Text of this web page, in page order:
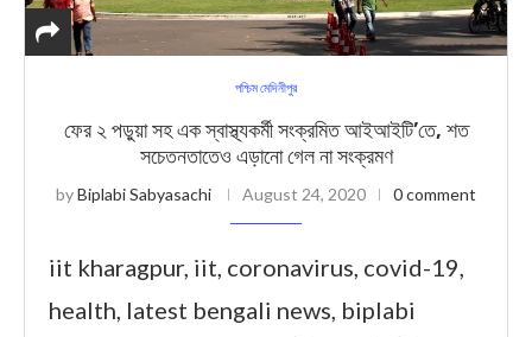
পশ্চিম মেদিনীপুর
ফের ২ পড়ুয়া সহ এক স্বাস্থ্যকর্মী সংক্রমিত আইআইটি’তে, শত
সচেতনতাতেও এড়ানো গেল না সংক্রমণ
byBiplabi Sabyasachi August 24, 2020 0 comment
iit kharagpur, iit, coronavirus, covid-19,
health, latest bengali news, biplabi